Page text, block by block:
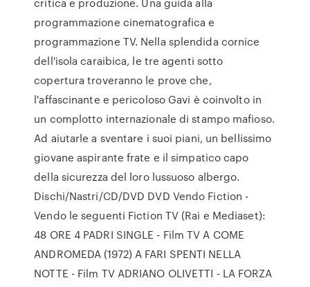
programmazione cinematografica e
programmazione TV. Nella splendida cornice
dell'isola caraibica, le tre agenti sotto
copertura troveranno le prove che,
l'affascinante e pericoloso Gavi è coinvolto in
un complotto internazionale di stampo mafioso.
Ad aiutarle a sventare i suoi piani, un bellissimo
giovane aspirante frate e il simpatico capo
della sicurezza del loro lussuoso albergo.
Dischi/Nastri/CD/DVD DVD Vendo Fiction -
Vendo le seguenti Fiction TV (Rai e Mediaset):
48 ORE 4 PADRI SINGLE - Film TV A COME
ANDROMEDA (1972) A FARI SPENTI NELLA
NOTTE - Film TV ADRIANO OLIVETTI - LA FORZA